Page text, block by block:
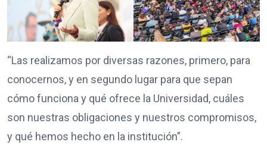
“Las realizamos por diversas razones, primero, para
conocernos, y en segundo lugar para que sepan
cómo funciona y qué ofrece la Universidad, cuáles
son nuestras obligaciones y nuestros compromisos,
y qué hemos hecho en la institución”.